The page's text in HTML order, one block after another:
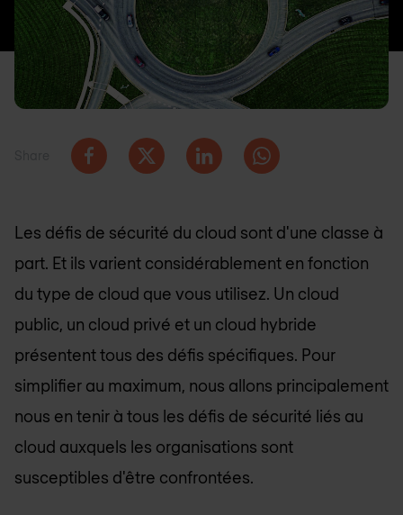
Les défis de sécurité du cloud sont d'une classe à
part. Et ils varient considérablement en fonction
du type de cloud que vous utilisez. Un cloud
public, un cloud privé et un cloud hybride
présentent tous des défis spécifiques. Pour
simplifier au maximum, nous allons principalement
nous en tenir à tous les défis de sécurité liés au
cloud auxquels les organisations sont
susceptibles d'être confrontées.